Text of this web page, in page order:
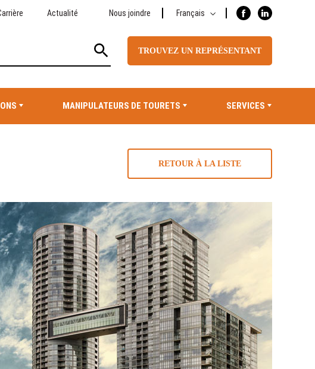
Français
Actualité Nous joindre
TROUVEZ UN REPRÉSENTANT
MANIPULATEURS DE TOURETS SERVICES
RETOUR À LA LISTE